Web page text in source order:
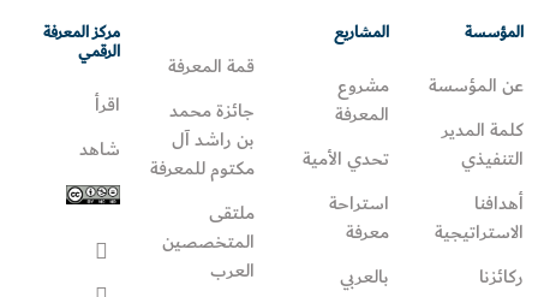
المؤسسة
عن المؤسسة
كلمة المدير
التنفيذي
أهدافنا
الاستراتيجية
ركائزنا
المشاريع
مشروع
المعرفة
تحدي الأمية
استراحة
معرفة
بالعربي
قمة المعرفة
جائزة محمد
بن راشد آل
مكتوم للمعرفة
ملتقى
المتخصصين
العرب
مركز المعرفة
الرقمي
اقرأ
شاهد